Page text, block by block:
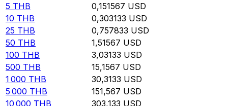
5 THB 0,151567 USD
10 THB 0,303133 USD
25 THB 0,757833 USD
50 THB 1,51567 USD
100 THB 3,03133 USD
500 THB 15,1567 USD
1 000 THB 30,3133 USD
5 000 THB 151,567 USD
10 000 THB 303,133 USD